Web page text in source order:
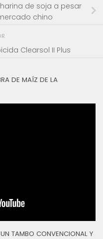
de soja a pesar
chino
Clearsol II Plus
DE MAÍZ DE LA
TAMBO CONVENCIONAL Y